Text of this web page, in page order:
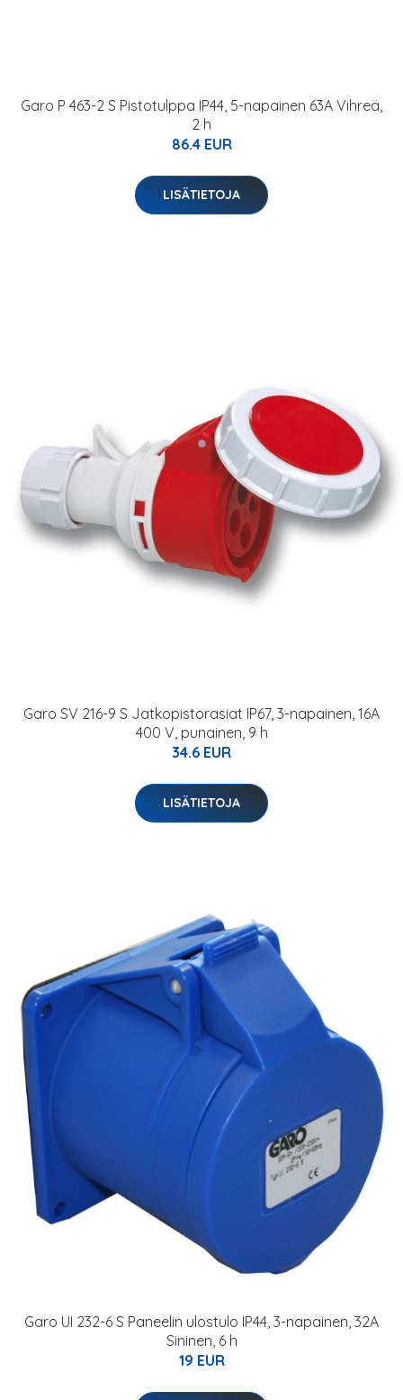
Garo P 463-2 S Pistotulppa IP44, 5-napainen 63A Vihreä,
2 h
86.4 EUR
LISÄTIETOJA
Garo SV 216-9 S Jatkopistorasiat IP67, 3-napainen, 16A
400 V, punainen, 9 h
34.6 EUR
LISÄTIETOJA
Garo UI 232-6 S Paneelin ulostulo IP44, 3-napainen, 32A
Sininen, 6 h
19 EUR